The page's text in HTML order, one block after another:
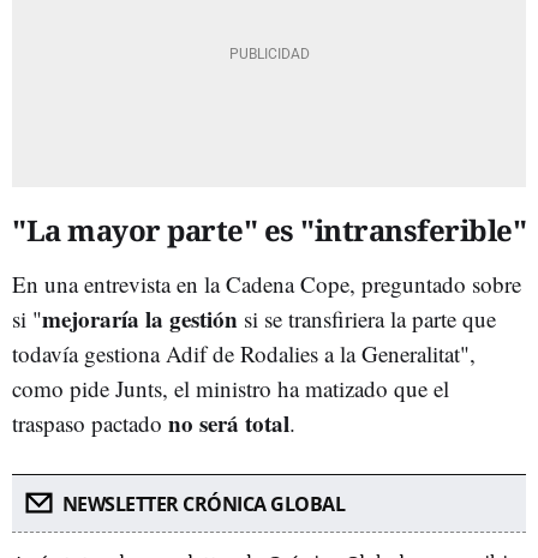
"La mayor parte" es "intransferible"
En una entrevista en la Cadena Cope, preguntado sobre
si "mejoraría la gestión si se transfiriera la parte que
todavía gestiona Adif de Rodalies a la Generalitat",
como pide Junts, el ministro ha matizado que el
traspaso pactado no será total.
NEWSLETTER CRÓNICA GLOBAL